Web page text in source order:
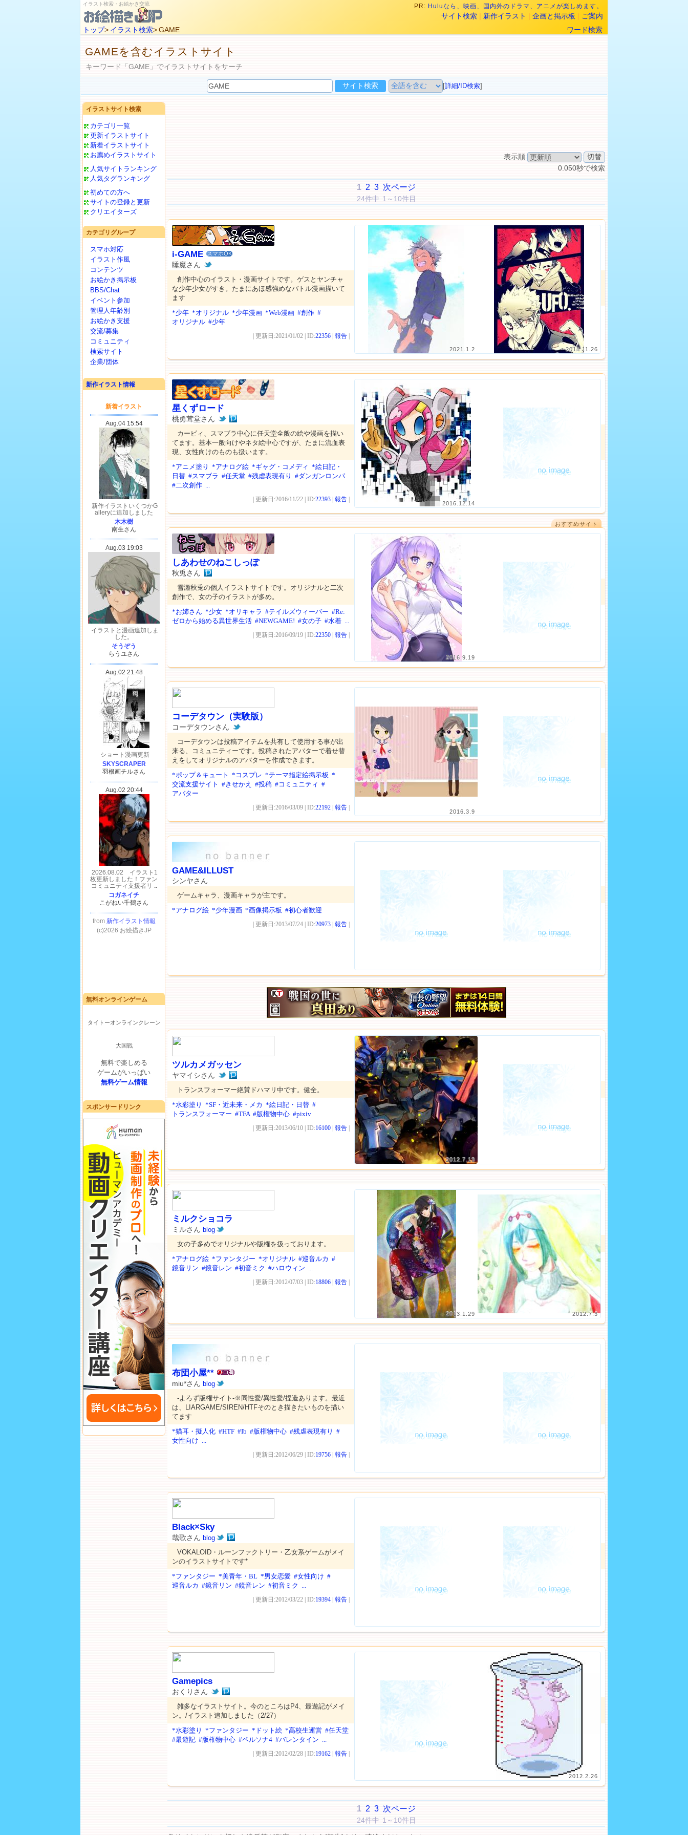
イラスト検索・お絵かき交流 PR: Huluなら、映画、国内外のドラマ、アニメが楽しめます。
サイト検索 | 新作イラスト | 企画と掲示板 | ご案内
トップ> イラスト検索> GAME ワード検索
GAMEを含むイラストサイト
キーワード「GAME」でイラストサイトをサーチ
[詳細/ID検索]
イラストサイト検索
カテゴリ一覧
更新イラストサイト
新着イラストサイト
お薦めイラストサイト
人気サイトランキング
人気タグランキング
初めての方へ
サイトの登録と更新
クリエイターズ
カテゴリグループ
スマホ対応
イラスト作風
コンテンツ
お絵かき掲示板
BBS/Chat
イベント参加
管理人年齢別
お絵かき支援
交流/募集
コミュニティ
検索サイト
企業/団体
新作イラスト情報
無料オンラインゲーム
タイトーオンラインクレーン
大国戦
無料で楽しめる
ゲームがいっぱい
無料ゲーム情報
スポンサードリンク
表示順
0.050秒で検索
1 2 3 次ページ
24件中 1～10件目
2021.1.2 2018.11.26
i-GAME スマホOK
睡魔さん
創作中心のイラスト・漫画サイトです。ゲスとヤンチャ
な少年少女がすき。たまにあほ感強めなバトル漫画描いて
ます
*少年 *オリジナル *少年漫画 *Web漫画 #創作 #
オリジナル #少年
| 更新日:2021/01/02 | ID:22356 報告
2016.12.14
星くずロード
桃勇茸堂さん
カービィ、スマブラ中心に任天堂全般の絵や漫画を描い
てます。基本一般向けやネタ絵中心ですが、たまに流血表
現、女性向けのものも扱います。
*アニメ塗り *アナログ絵 *ギャグ・コメディ *絵日記・
日替 #スマブラ #任天堂 #残虐表現有り #ダンガンロンパ
#二次創作 ...
| 更新日:2016/11/22 | ID:22393 報告
おすすめサイト
2016.9.19
しあわせのねこしっぽ
秋兎さん
雪瀬秋兎の個人イラストサイトです。オリジナルと二次
創作で、女の子のイラストが多め。
*お姉さん *少女 *オリキャラ #テイルズウィーバー #Re:
ゼロから始める異世界生活 #NEWGAME! #女の子 #水着 ...
| 更新日:2016/09/19 | ID:22350 報告
2016.3.9
コーデタウン（実験版）
コーデタウンさん
コーデタウンは投稿アイテムを共有して使用する事が出
来る、コミュニティーです。投稿されたアバターで着せ替
えをしてオリジナルのアバターを作成できます。
*ポップ＆キュート *コスプレ *テーマ指定絵掲示板 *
交流支援サイト #きせかえ #投稿 #コミュニティ #
アバター
| 更新日:2016/03/09 | ID:22192 報告
GAME&ILLUST
シンヤさん
ゲームキャラ、漫画キャラが主です。
*アナログ絵 *少年漫画 *画像掲示板 #初心者歓迎
| 更新日:2013/07/24 | ID:20973 報告
2012.7.13
ツルカメガッセン
ヤマイシさん
トランスフォーマー絶賛ドハマリ中です。健全。
*水彩塗り *SF・近未来・メカ *絵日記・日替 #
トランスフォーマー #TFA #版権物中心 #pixiv
| 更新日:2013/06/10 | ID:16100 報告
2013.1.29 2012.7.3
ミルクショコラ
ミルさん blog
女の子多めでオリジナルや版権を扱っております。
*アナログ絵 *ファンタジー *オリジナル #巡音ルカ #
鏡音リン #鏡音レン #初音ミク #ハロウィン ...
| 更新日:2012/07/03 | ID:18806 報告
布団小屋**
miu*さん blog
-よろず版権サイト-※同性愛/異性愛/捏造あります。最近
は、LIARGAME/SIREN/HTFそのとき描きたいものを描い
てます
*猫耳・擬人化 #HTF #Ib #版権物中心 #残虐表現有り #
女性向け ...
| 更新日:2012/06/29 | ID:19756 報告
Black×Sky
哉歌さん blog
VOKALOID・ルーンファクトリー・乙女系ゲームがメイ
ンのイラストサイトです*
*ファンタジー *美青年・BL *男女恋愛 #女性向け #
巡音ルカ #鏡音リン #鏡音レン #初音ミク ...
| 更新日:2012/03/22 | ID:19394 報告
2012.2.26
Gamepics
おくりさん
雑多なイラストサイト。今のところはP4、最遊記がメイ
ン。/イラスト追加しました（2/27）
*水彩塗り *ファンタジー *ドット絵 *高校生運営 #任天堂
#最遊記 #版権物中心 #ペルソナ4 #バレンタイン ...
| 更新日:2012/02/28 | ID:19162 報告
1 2 3 次ページ
24件中 1～10件目